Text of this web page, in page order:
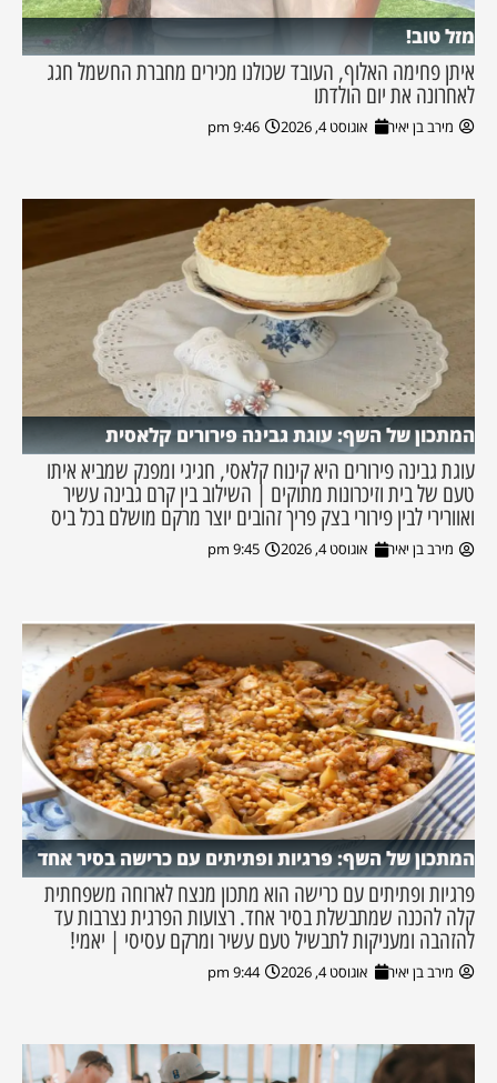
מזל טוב!
איתן פחימה האלוף, העובד שכולנו מכירים מחברת החשמל חגג
לאחרונה את יום הולדתו
מירב בן יאיר אוגוסט 4, 2026 9:46 pm
המתכון של השף: עוגת גבינה פירורים קלאסית
עוגת גבינה פירורים היא קינוח קלאסי, חגיגי ומפנק שמביא איתו
טעם של בית וזיכרונות מתוקים | השילוב בין קרם גבינה עשיר
ואוורירי לבין פירורי בצק פריך זהובים יוצר מרקם מושלם בכל ביס
מירב בן יאיר אוגוסט 4, 2026 9:45 pm
המתכון של השף: פרגיות ופתיתים עם כרישה בסיר אחד
פרגיות ופתיתים עם כרישה הוא מתכון מנצח לארוחה משפחתית
קלה להכנה שמתבשלת בסיר אחד. רצועות הפרגית נצרבות עד
להזהבה ומעניקות לתבשיל טעם עשיר ומרקם עסיסי | יאמי!
מירב בן יאיר אוגוסט 4, 2026 9:44 pm